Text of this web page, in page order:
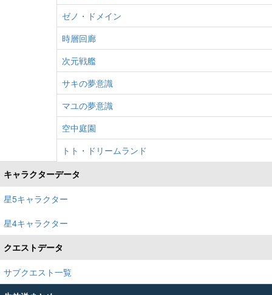
ゼノ・ドメイン
時層回廊
次元戦艦
サキの夢意識
マユの夢意識
空中庭園
トト・ドリームランド
キャラクターデータ
星5キャラクター
星4キャラクター
クエストデータ
サブクエスト一覧